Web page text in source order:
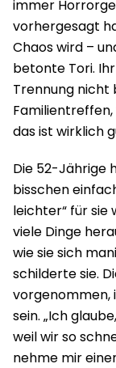
immer
vorhergesagt
Chaos wird –
betonte Tori.
Trennung nicht
das ist wirklich
Die 52-Jährige
bisschen
leichter“ für sie
viele Dinge
wie sie sich
schilderte sie.
vorgenommen,
sein. „Ich
weil wir so
nehme mir